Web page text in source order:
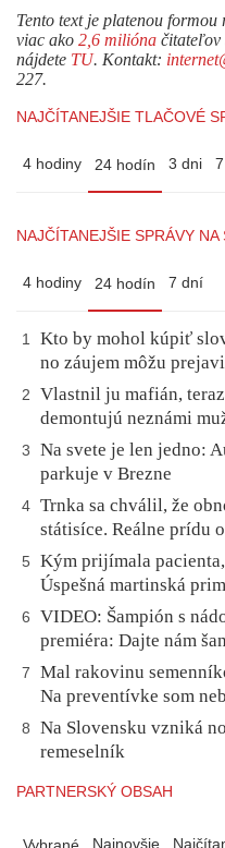
Tento text je platenou
viac ako 2,6 milióna čitateľov
nájdete TU. Kontakt:
227.
NAJČÍTANEJŠIE TLAČOVÉ
4 hodiny 24 hodín 3 dni
NAJČÍTANEJŠIE SPRÁVY NA
4 hodiny 24 hodín 7 dní
1
Kto by mohol kúpiť
no záujem môžu
2
Vlastnil ju mafián,
demontujú neznámi
3
Na svete je len jedno:
parkuje v Brezne
4 Trnka sa chválil, že
státisíce. Reálne prídu
5
Kým prijímala
Úspešná martinská
6
VIDEO: Šampión s
premiéra: Dajte nám
7
Mal rakovinu
Na preventívke som
8
Na Slovensku vzniká
remeselník
PARTNERSKÝ OBSAH
Vybrané Najnovšie